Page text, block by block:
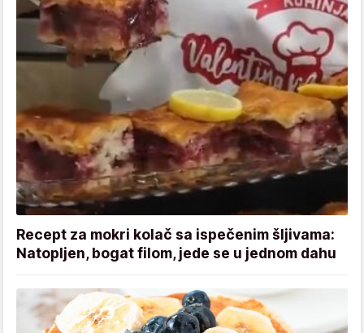
Recept za mokri kolač sa ispečenim šljivama:
Natopljen, bogat filom, jede se u jednom dahu